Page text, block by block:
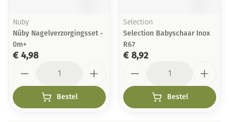
Nuby
Nûby Nagelverzorgingsset -
0m+
€ 4,98
Bestel
Selection
Selection Babyschaar Inox
R67
€ 8,92
Bestel